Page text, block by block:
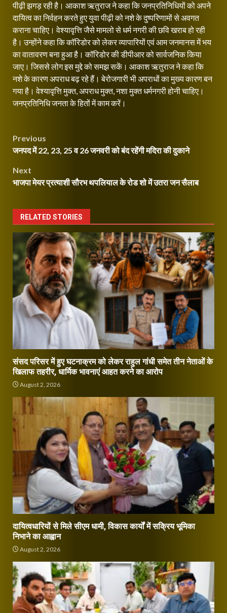
पीढ़ी झगड़ रही है। आकाश ऋतुराज ने कहा कि जनप्रतिनिधियों को अपने
दायित्व का निर्वहन करते हुए युवा पीढ़ी को नशे के दुष्परिणामों से अवगत
कराना चाहिए। वेश्यावृत्ति जैसे मामलो से धर्म नगरी की छवि खराब हो रही
है। उन्होंने कहा कि कॉरिडोर को लेकर व्यापारियों एवं आम जनमानस में भय
का वातावरण बना हुआ है। कॉरिडोर की डीपीआर को सार्वजनिक किया
जाए। जिससे लोग इस मुद्दे को समझ सकें। आकाश ऋतुराज ने कहा कि
नशे के कारण अपराध बढ़ रहे हैं। बेरोजगारी भी अपराधों का मुख्य कारण बन
गया है। वेश्यावृत्ति मुक्त, अपराध मुक्त, नशा मुक्त धर्मनगरी होनी चाहिए।
जनप्रतिनिधि जनता के हितों में काम करें।
Continue
Reading
Post
Previous
जनपद में 22, 23, 25 व 26 जनवरी को बंद रहेंगी मदिरा की दुकाने
Next
भाजपा मेयर प्रत्याशी सौरभ थपलियाल के रोड शो में उतरा जन सैलाब
RELATED STORIES
संसद परिसर में हुए घटनाक्रम को लेकर राहुल गांधी समेत तीन नेताओं के
खिलाफ तहरीर, धार्मिक भावनाएं आहत करने का आरोप
August 2, 2026
दायित्वधारियों से मिले सीएम धामी, विकास कार्यों में सक्रिय भूमिका
निभाने का आह्वान
August 2, 2026